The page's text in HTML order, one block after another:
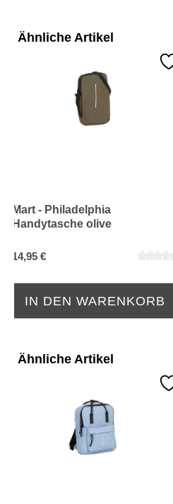
Ähnliche Artikel
Mart - Philadelphia
Handytasche olive
14,95 €
IN DEN WARENKORB
Ähnliche Artikel